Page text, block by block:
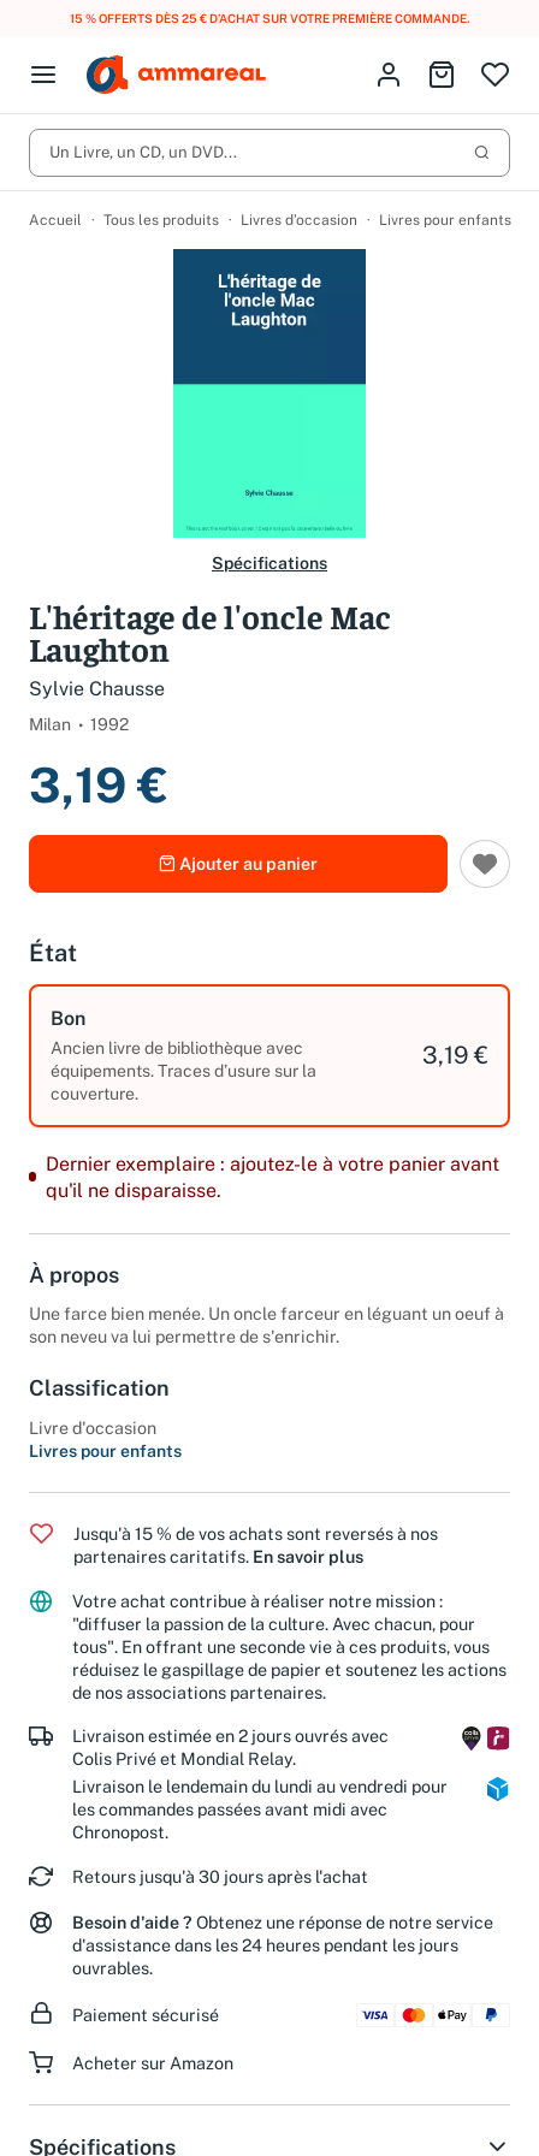
15 % OFFERTS DÈS 25 € D’ACHAT SUR VOTRE PREMIÈRE COMMANDE.
Open menu
Fermer le menu
CD d'occasion
DVD d'occasion
Lancer
Identifiez-vous
Aller au
Un Livre, un CD, un DVD...
Accueil Tous les produits Livres d’occasion Livres pour enfants
Spécifications
L'héritage de l'oncle Mac
Laughton
Sylvie Chausse
Milan 1992
3,19 €
Ajouter au panier
État
Bon
Ancien livre de bibliothèque avec
équipements. Traces d’usure sur la
couverture.
3,19 €
Dernier exemplaire : ajoutez-le à votre panier avant
qu'il ne disparaisse.
À propos
Une farce bien menée. Un oncle farceur en léguant un oeuf à
son neveu va lui permettre de s'enrichir.
Classification
Livre d'occasion
Livres pour enfants
Jusqu'à 15 % de vos achats sont reversés à nos
partenaires caritatifs. En savoir plus
Votre achat contribue à réaliser notre mission :
"diffuser la passion de la culture. Avec chacun, pour
tous". En offrant une seconde vie à ces produits, vous
réduisez le gaspillage de papier et soutenez les actions
de nos associations partenaires.
Livraison estimée en 2 jours ouvrés avec
Colis Privé et Mondial Relay.
Livraison le lendemain du lundi au vendredi pour
les commandes passées avant midi avec
Chronopost.
Retours jusqu'à 30 jours après l'achat
Besoin d'aide ? Obtenez une réponse de notre service
d'assistance dans les 24 heures pendant les jours
ouvrables.
Paiement sécurisé
Acheter sur Amazon
Spécifications